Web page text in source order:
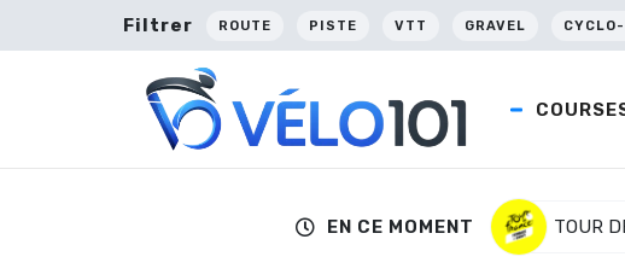
Filtrer ROUTE PISTE VTT GRAVEL
EN CE MOMENT TOUR